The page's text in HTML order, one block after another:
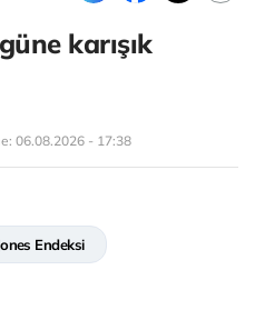
karışık
06.08.2026 - 17:38
Endeksi